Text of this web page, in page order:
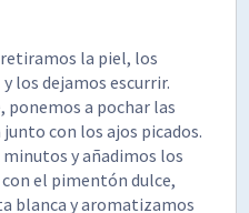
la piel, los
los dejamos escurrir.
ponemos a pochar las
con los ajos picados.
minutos y añadimos los
el pimentón dulce,
blanca y aromatizamos